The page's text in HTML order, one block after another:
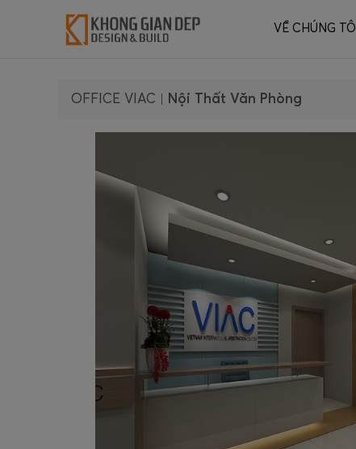
VỀ CHÚNG TÔI
OFFICE VIAC Nội Thất Văn Phòng